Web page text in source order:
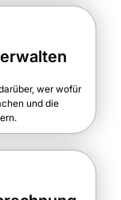
wer wofür
und die